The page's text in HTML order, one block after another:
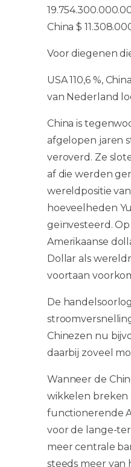
China $
Voor diegenen
USA 110,6 %,
van Nederland
China is
afgelopen jaren
veroverd. Ze
af die werden
wereldpositie
hoeveelheden
geïnvesteerd.
Amerikaanse
Dollar als
voortaan
De
Chinezen nu
daarbij zoveel
Wanneer de
wikkelen breken
functionerende
voor de lange-
meer centrale
steeds meer van